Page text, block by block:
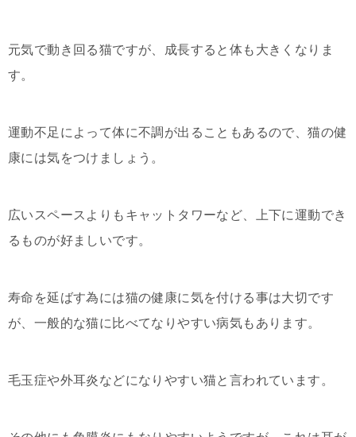
元気で動き回る猫ですが、成長すると体も大きくなりま
す。
運動不足によって体に不調が出ることもあるので、猫の健
康には気をつけましょう。
広いスペースよりもキャットタワーなど、上下に運動でき
るものが好ましいです。
寿命を延ばす為には猫の健康に気を付ける事は大切です
が、一般的な猫に比べてなりやすい病気もあります。
毛玉症や外耳炎などになりやすい猫と言われています。